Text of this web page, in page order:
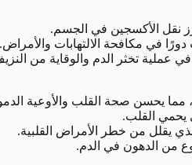
نقل الأكسجين في الجسم.
دورًا في مكافحة الالتهابات والأمراض.
عملية تخثر الدم والوقاية من
يحسن صحة القلب والأوعية
يحمي القلب.
يقلل من خطر الأمراض القلبية.
من الدهون في الدم.